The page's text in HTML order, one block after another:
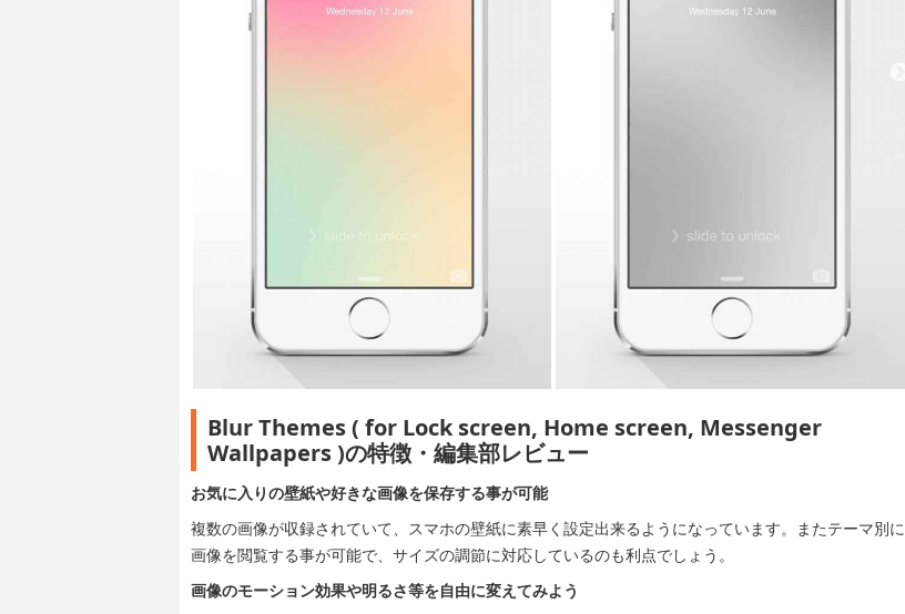
Blur Themes ( for Lock screen, Home screen, Messenger
Wallpapers )の特徴・編集部レビュー
お気に入りの壁紙や好きな画像を保存する事が可能
複数の画像が収録されていて、スマホの壁紙に素早く設定出来るようになっています。またテーマ別に
画像を閲覧する事が可能で、サイズの調節に対応しているのも利点でしょう。
画像のモーション効果や明るさ等を自由に変えてみよう